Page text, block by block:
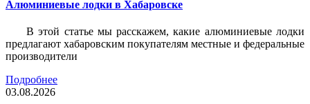
Алюминиевые лодки в Хабаровске
В этой статье мы расскажем, какие алюминиевые лодки
предлагают хабаровским покупателям местные и федеральные
производители
Подробнее
03.08.2026